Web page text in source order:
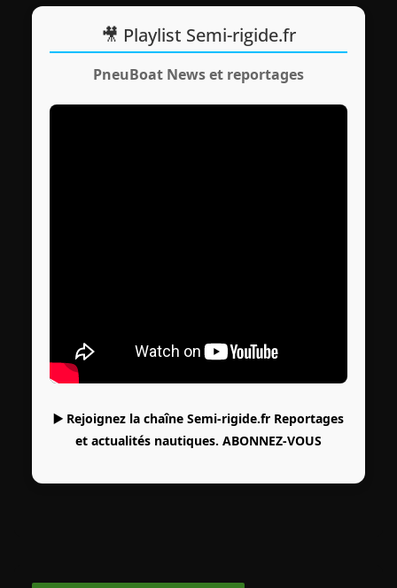
🎥 Playlist Semi-rigide.fr
PneuBoat News et reportages
▶️ Rejoignez la chaîne Semi-rigide.fr Reportages
et actualités nautiques. ABONNEZ-VOUS